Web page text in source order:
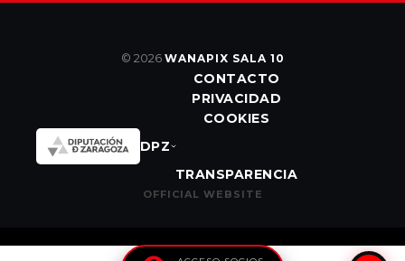
© 2026 WANAPIX SALA 10
CONTACTO
PRIVACIDAD
COOKIES
DPZ
TRANSPARENCIA
OFFICIAL WEBSITE